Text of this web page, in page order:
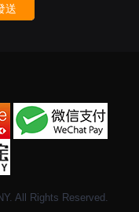
送
All Rights Reserved.